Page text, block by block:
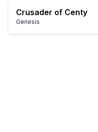
Crusader of Centy
Genesis